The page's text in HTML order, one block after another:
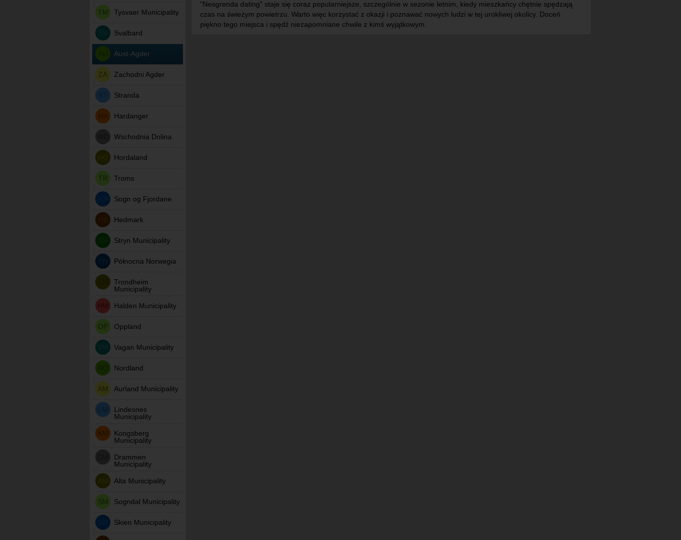
TM Tysvaer Municipality
Svalbard
Aust-Agder
ZA Zachodni Agder
Stranda
HA Hardanger
Wschodnia Dolina
Hordaland
TR Troms
SOF Sogn og Fjordane
Hedmark
Stryn Municipality
Północna Norwegia
Trondheim
Municipality
Halden Municipality
OP Oppland
Vagan Municipality
Nordland
AM Aurland Municipality
Lindesnes
Municipality
KM
Kongsberg
Municipality
Drammen
Municipality
Alta Municipality
SM Sogndal Municipality
Skien Municipality
"Nesgrenda dating" staje się coraz popularniejsze, szczególnie w sezonie letnim, kiedy mieszkańcy chętnie spędzają
czas na świeżym powietrzu. Warto więc korzystać z okazji i poznawać nowych ludzi w tej urokliwej okolicy. Doceń
piękno tego miejsca i spędź niezapomniane chwile z kimś wyjątkowym.